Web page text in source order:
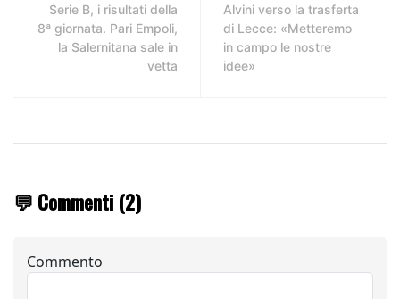
Serie B, i risultati della
8ª giornata. Pari Empoli,
la Salernitana sale in
vetta
Alvini verso la trasferta
di Lecce: «Metteremo
in campo le nostre
idee»
💬 Commenti (2)